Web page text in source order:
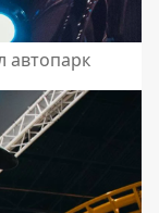
автопарк